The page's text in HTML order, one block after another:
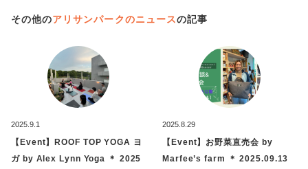
その他のアリサンパークのニュースの記事
2025.9.1
【Event】ROOF TOP YOGA ヨ
ガ by Alex Lynn Yoga ＊ 2025
2025.8.29
【Event】お野菜直売会 by
Marfee’s farm ＊ 2025.09.13